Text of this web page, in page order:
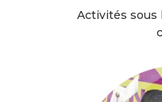
Activités sous